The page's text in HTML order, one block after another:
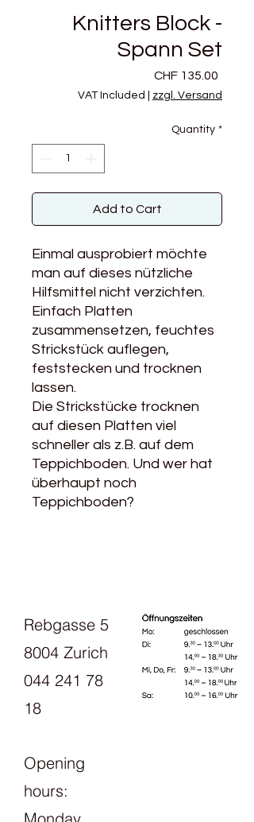
Knitters Block -
Spann Set
CHF 135.00
VAT Included zzgl. Versand
Quantity *
Add to Cart
Einmal ausprobiert möchte
man auf dieses nützliche
Hilfsmittel nicht verzichten.
Einfach Platten
zusammensetzen, feuchtes
Strickstück auflegen,
feststecken und trocknen
lassen.
Die Strickstücke trocknen
auf diesen Platten viel
schneller als z.B. auf dem
Teppichboden. Und wer hat
überhaupt noch
Teppichboden?
Rebgasse 5
8004 Zurich
044 241 78
18
Opening
hours: